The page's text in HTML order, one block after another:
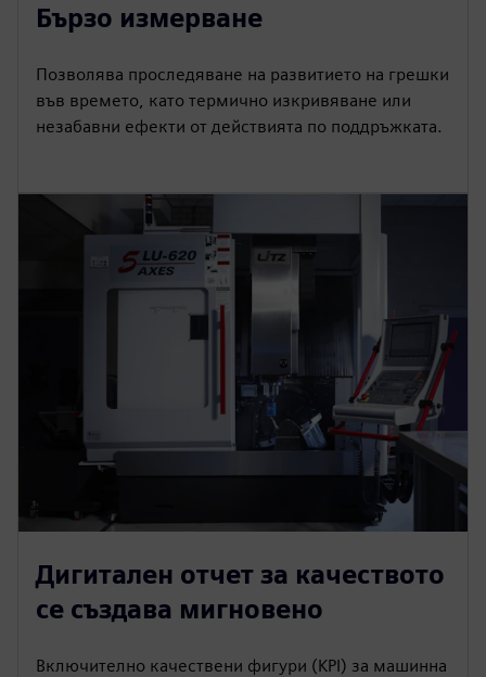
Бързо измерване
Позволява проследяване на развитието на грешки
във времето, като термично изкривяване или
незабавни ефекти от действията по поддръжката.
Дигитален отчет за качеството
се създава мигновено
Включително качествени фигури (KPI) за машинна